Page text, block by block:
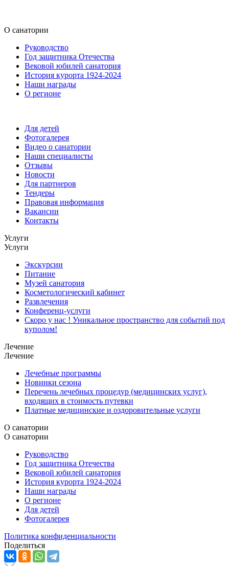
О санатории
Руководство
Год защитника Отечества
Вековой юбилей санатория
История курорта 1924-2024
Наши награды
О регионе
Для детей
Фотогалерея
Видео о санатории
Наши специалисты
Отзывы
Новости
Для партнеров
Тендеры
Правовая информация
Вакансии
Контакты
Услуги
Услуги
Экскурсии
Питание
Музей санатория
Косметологический кабинет
Развлечения
Конференц-услуги
Скоро у нас ! Уникальное пространство для событий под
куполом!
Лечение
Лечение
Лечебные программы
Новинки сезона
Перечень лечебных процедур (медицинских услуг),
входящих в стоимость путевки
Платные медицинские и оздоровительные услуги
О санатории
О санатории
Руководство
Год защитника Отечества
Вековой юбилей санатория
История курорта 1924-2024
Наши награды
О регионе
Для детей
Фотогалерея
Политика конфиденциальности
Поделиться